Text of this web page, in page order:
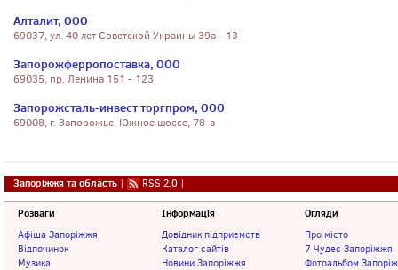
Алталит, ООО
69037, ул. 40 лет Советской Украины 39а - 13
Запорожферропоставка, ООО
69035, пр. Ленина 151 - 123
Запорожсталь-инвест торгпром, ООО
69008, г. Запорожье, Южное шоссе, 78-а
Запоріжжя та область | RSS 2.0 |
Розваги
Афіша Запоріжжя
Відпочинок
Музика
Інформація
Довідник підприємств
Каталог сайтів
Новини Запоріжжя
Огляди
Про місто
7 Чудес Запоріжжя
Фотоальбом